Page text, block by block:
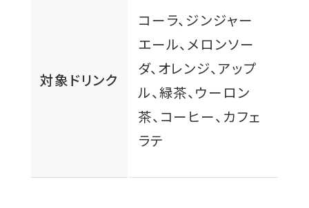
対象ドリンク
コーラ、ジンジャー
エール、メロンソー
ダ、オレンジ、アップ
ル、緑茶、ウーロン
茶、コーヒー、カフェ
ラテ